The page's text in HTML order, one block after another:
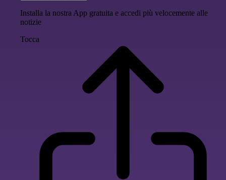
Installa la nostra App gratuita e accedi più velocemente alle
notizie
Tocca